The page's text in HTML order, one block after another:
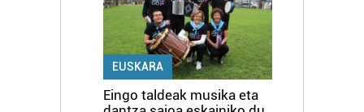
EUSKARA
Eingo taldeak musika eta